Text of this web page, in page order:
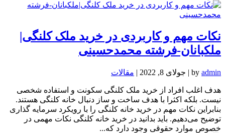
نکات مهم و کاربردی در خرید ملک کلنگی|
ملکبانان-فرشته محمدحسینی
by admin
| جولای 8, 2022 | مقالات
هدف اغلب افراد از خرید ملک کلنگی سکونت و استفاده شخصی
نیست. بلکه اکثرا با هدف ساخت و ساز دنبال خانه کلنگی هستند.
بنابراین نکات مهم در خرید خانه کلنگی را با رویکرد سرمایه گذاری
توضیح می‌دهیم. باید بدانید در خرید خانه کلنگی نکات مهمی در
خصوص موارد حقوقی وجود دارد که...